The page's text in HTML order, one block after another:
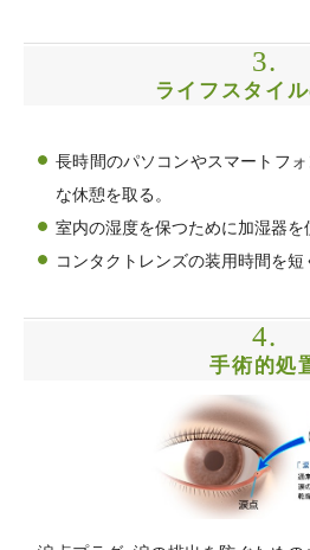
3.
ライフスタイ
長時間のパソコンやスマートフ
な休憩を取る。
室内の湿度を保つために加湿器を
コンタクトレンズの装用時間を短
4.
手術的処